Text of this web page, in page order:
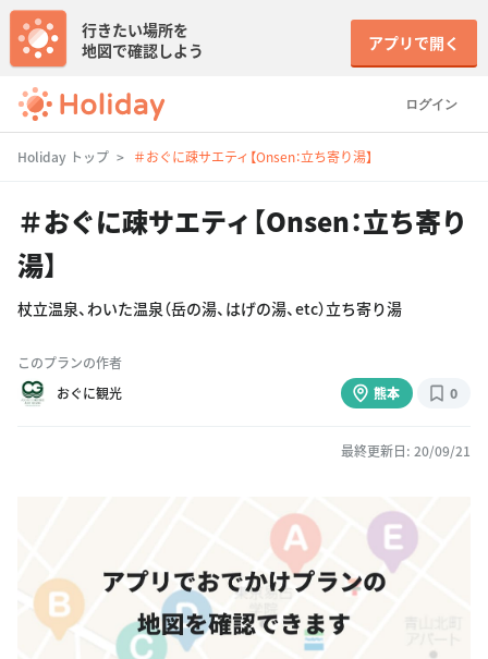
ログイン
行きたい場所を
地図で確認しよう
アプリで開く
Holiday トップ ＃おぐに疎サエティ【Onsen：立ち寄り湯】
＃おぐに疎サエティ【Onsen：立ち寄り
湯】
杖立温泉、わいた温泉（岳の湯、はげの湯、etc）立ち寄り湯
このプランの作者
おぐに観光
熊本 0
最終更新日: 20/09/21